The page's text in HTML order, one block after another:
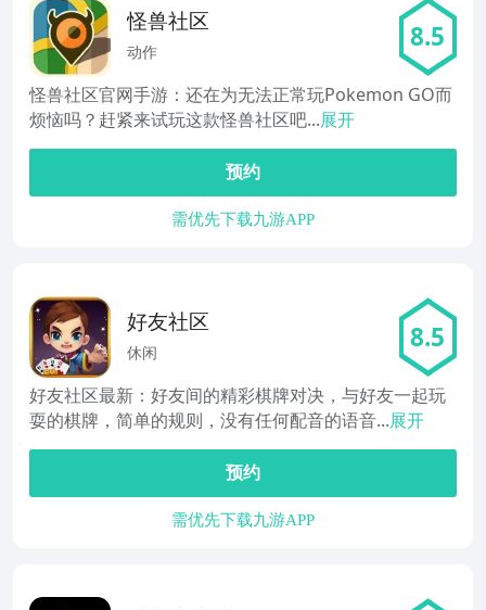
怪兽社区
动作 8.5
怪兽社区官网手游：还在为无法正常玩Pokemon GO而
烦恼吗？赶紧来试玩这款怪兽社区吧...展开
预约
需优先下载九游APP
好友社区
休闲 8.5
好友社区最新：好友间的精彩棋牌对决，与好友一起玩
耍的棋牌，简单的规则，没有任何配音的语音...展开
预约
需优先下载九游APP